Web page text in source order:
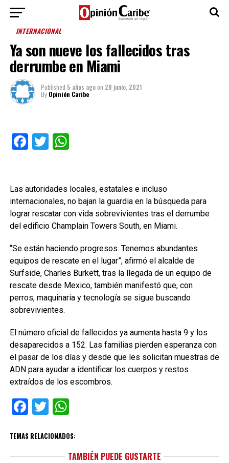
INTERNACIONAL
Ya son nueve los fallecidos tras
derrumbe en Miami
Published 5 años agoon 28 junio, 2021
By Opinión Caribe
Facebook
TwitterWhatsApp
Las autoridades locales, estatales e incluso
internacionales, no bajan la guardia en la búsqueda para
lograr rescatar con vida sobrevivientes tras el derrumbe
del edificio Champlain Towers South, en Miami.
“Se están haciendo progresos. Tenemos abundantes
equipos de rescate en el lugar”, afirmó el alcalde de
Surfside, Charles Burkett, tras la llegada de un equipo de
rescate desde Mexico, también manifestó que, con
perros, maquinaria y tecnología se sigue buscando
sobrevivientes.
El número oficial de fallecidos ya aumenta hasta 9 y los
desaparecidos a 152. Las familias pierden esperanza con
el pasar de los días y desde que les solicitan muestras de
ADN para ayudar a identificar los cuerpos y restos
extraídos de los escombros.
Facebook
TwitterWhatsApp
TEMAS RELACIONADOS:
TAMBIÉN PUEDE GUSTARTE